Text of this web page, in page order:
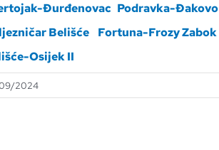
Đurđenovac Podravka-Đakovo
Belišće
Fortuna-Frozy Zabok
Osijek II
09/2024